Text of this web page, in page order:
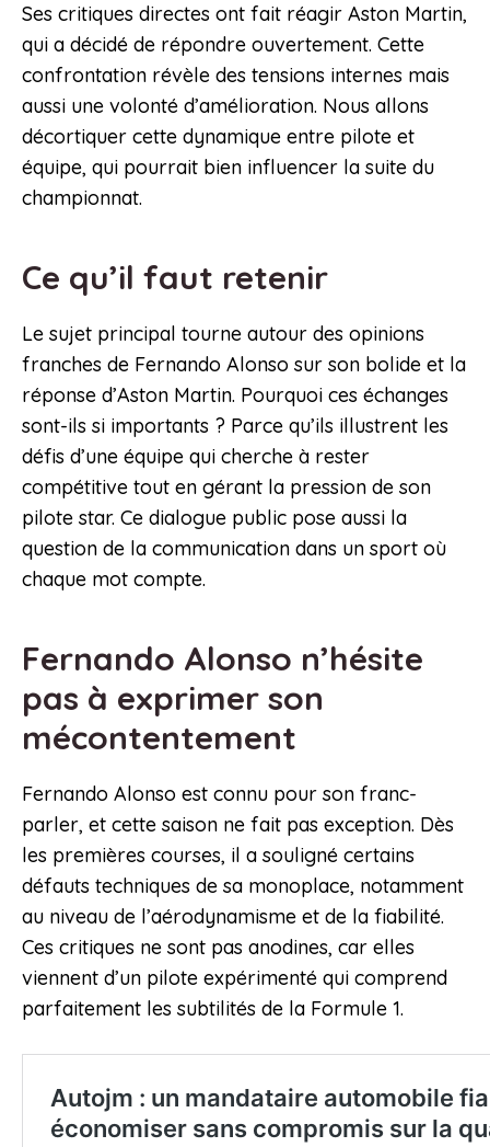
Ses critiques directes ont fait réagir Aston Martin,
qui a décidé de répondre ouvertement. Cette
confrontation révèle des tensions internes mais
aussi une volonté d’amélioration. Nous allons
décortiquer cette dynamique entre pilote et
équipe, qui pourrait bien influencer la suite du
championnat.
Ce qu’il faut retenir
Le sujet principal tourne autour des opinions
franches de Fernando Alonso sur son bolide et la
réponse d’Aston Martin. Pourquoi ces échanges
sont-ils si importants ? Parce qu’ils illustrent les
défis d’une équipe qui cherche à rester
compétitive tout en gérant la pression de son
pilote star. Ce dialogue public pose aussi la
question de la communication dans un sport où
chaque mot compte.
Fernando Alonso n’hésite
pas à exprimer son
mécontentement
Fernando Alonso est connu pour son franc-
parler, et cette saison ne fait pas exception. Dès
les premières courses, il a souligné certains
défauts techniques de sa monoplace, notamment
au niveau de l’aérodynamisme et de la fiabilité.
Ces critiques ne sont pas anodines, car elles
viennent d’un pilote expérimenté qui comprend
parfaitement les subtilités de la Formule 1.